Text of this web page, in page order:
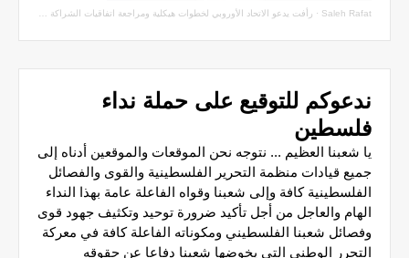
Saleh Rafat
· رأفت يدعو الاتحاد الأوروبي لخطوات هيكلية ومراجعة اتفاقيات الشراكة مع سلطة الاحتلال